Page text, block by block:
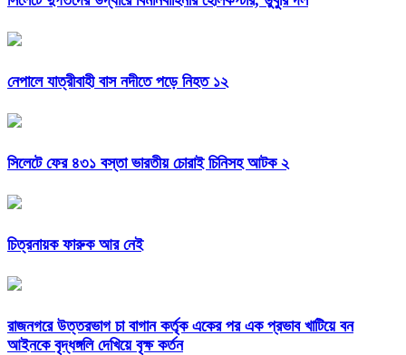
নেপালে যাত্রীবাহী বাস নদীতে পড়ে নিহত ১২
সিলেটে ফের ৪৩১ বস্তা ভারতীয় চোরাই চিনিসহ আটক ২
চিত্রনায়ক ফারুক আর নেই
রাজনগরে উত্তরভাগ চা বাগান কর্তৃক একের পর এক প্রভাব খাটিয়ে বন
আইনকে বৃদ্ধঙ্গলি দেখিয়ে বৃক্ষ কর্তন